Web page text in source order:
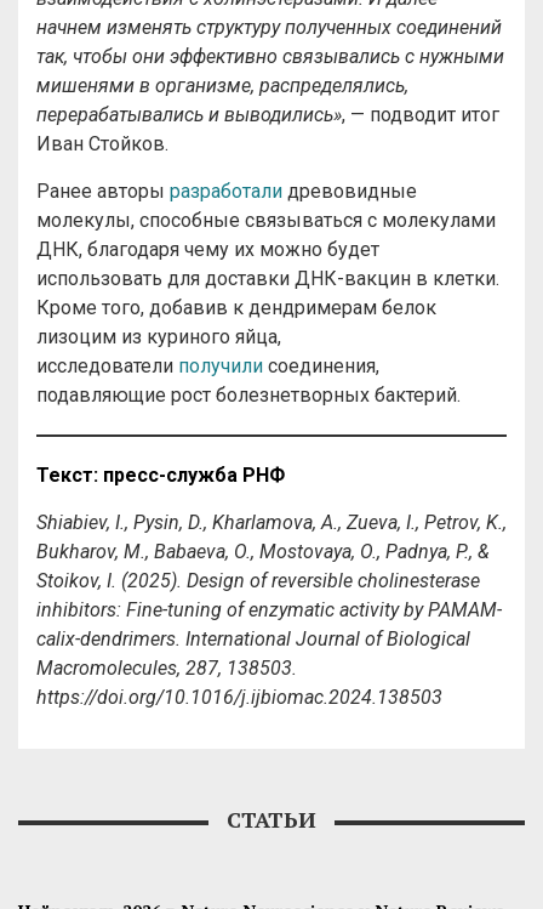
начнем изменять структуру полученных соединений
так, чтобы они эффективно связывались с нужными
мишенями в организме, распределялись,
перерабатывались и выводились», — подводит итог
Иван Стойков.
Ранее авторы разработали древовидные
молекулы, способные связываться с молекулами
ДНК, благодаря чему их можно будет
использовать для доставки ДНК-вакцин в клетки.
Кроме того, добавив к дендримерам белок
лизоцим из куриного яйца,
исследователи получили соединения,
подавляющие рост болезнетворных бактерий.
Текст: пресс-служба РНФ
Shiabiev, I., Pysin, D., Kharlamova, A., Zueva, I., Petrov, K.,
Bukharov, M., Babaeva, O., Mostovaya, O., Padnya, P., &
Stoikov, I. (2025). Design of reversible cholinesterase
inhibitors: Fine-tuning of enzymatic activity by PAMAM-
calix-dendrimers. International Journal of Biological
Macromolecules, 287, 138503.
https://doi.org/10.1016/j.ijbiomac.2024.138503
СТАТЬИ